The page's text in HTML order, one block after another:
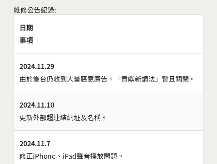
維修公告紀錄:
日期
事項
2024.11.29
由於後台仍收到大量惡意廣告，「貢獻新講法」暫且關閉。
2024.11.10
更新外部超連結網址及名稱。
2024.11.7
修正iPhone、iPad聲音播放問題。